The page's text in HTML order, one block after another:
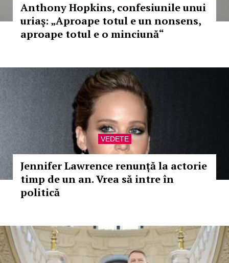
Anthony Hopkins, confesiunile unui
uriaş: „Aproape totul e un nonsens,
aproape totul e o minciună“
VEDETE
Jennifer Lawrence renunță la actorie
timp de un an. Vrea să intre în
politică